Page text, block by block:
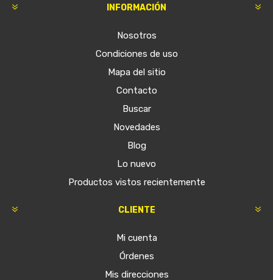
INFORMACIÓN
Nosotros
Condiciones de uso
Mapa del sitio
Contacto
Buscar
Novedades
Blog
Lo nuevo
Productos vistos recientemente
CLIENTE
Mi cuenta
Órdenes
Mis direcciones